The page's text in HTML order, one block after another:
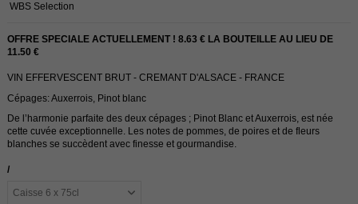
WBS Selection
OFFRE SPECIALE ACTUELLEMENT ! 8.63 € LA BOUTEILLE AU LIEU DE
11.50 €
VIN EFFERVESCENT BRUT - CREMANT D'ALSACE - FRANCE
Cépages: Auxerrois, Pinot blanc
De l’harmonie parfaite des deux cépages ; Pinot Blanc et Auxerrois, est née
cette cuvée exceptionnelle. Les notes de pommes, de poires et de fleurs
blanches se succèdent avec finesse et gourmandise.
/